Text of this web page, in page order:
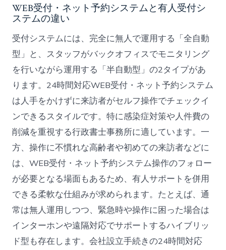
WEB受付・ネット予約システムと有人受付シ
ステムの違い
受付システムには、完全に無人で運用する「全自動
型」と、スタッフがバックオフィスでモニタリング
を行いながら運用する「半自動型」の2タイプがあ
ります。24時間対応WEB受付・ネット予約システム
は人手をかけずに来訪者がセルフ操作でチェックイ
ンできるスタイルです。特に感染症対策や人件費の
削減を重視する行政書士事務所に適しています。一
方、操作に不慣れな高齢者や初めての来訪者などに
は、WEB受付・ネット予約システム操作のフォロー
が必要となる場面もあるため、有人サポートを併用
できる柔軟な仕組みが求められます。たとえば、通
常は無人運用しつつ、緊急時や操作に困った場合は
インターホンや遠隔対応でサポートするハイブリッ
ド型も存在します。会社設立手続きの24時間対応